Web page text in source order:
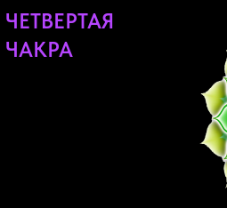
ЧЕТВЕРТАЯ
ЧАКРА